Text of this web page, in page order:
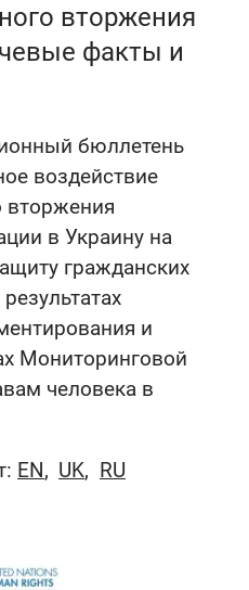
вторжения
факты и
бюллетень
воздействие
вторжения
в Украину на
гражданских
и
Мониторинговой
человека в
EN UK RU